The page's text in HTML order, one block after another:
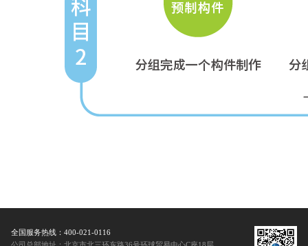
全国服务热线：400-021-0116